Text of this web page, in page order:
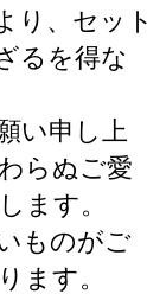
り、セット
るを得な
い申し上
らぬご愛
ます。
ものがご
ます。